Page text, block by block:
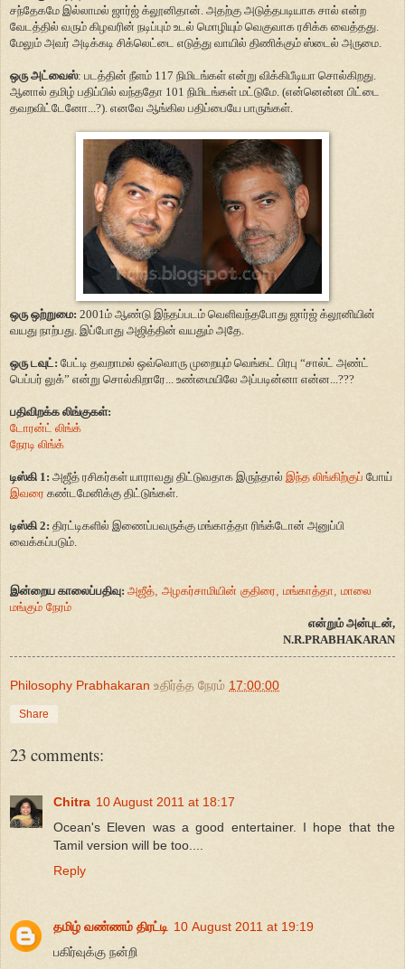
சந்தேகமே இல்லாமல் ஜார்ஜ் க்லூனிதான். அதற்கு அடுத்தபடியாக சால் என்ற
வேடத்தில் வரும் கிழவரின் நடிப்பும் உடல் மொழியும் வெகுவாக ரசிக்க வைத்தது.
மேலும் அவர் அடிக்கடி சிக்லெட்டை எடுத்து வாயில் திணிக்கும் ஸ்டைல் அருமை.
ஒரு அட்வைஸ்: படத்தின் நீளம் 117 நிமிடங்கள் என்று விக்கிபீடியா சொல்கிறது.
ஆனால் தமிழ் பதிப்பில் வந்ததோ 101 நிமிடங்கள் மட்டுமே. (என்னென்ன பிட்டை
தவறவிட்டேனோ...?). எனவே ஆங்கில பதிப்பையே பாருங்கள்.
ஒரு ஒற்றுமை: 2001ம் ஆண்டு இந்தப்படம் வெளிவந்தபோது ஜார்ஜ் க்லூனியின்
வயது நாற்பது. இப்போது அஜித்தின் வயதும் அதே.
ஒரு டவுட்: பேட்டி தவறாமல் ஒவ்வொரு முறையும் வெங்கட் பிரபு “சால்ட் அண்ட்
பெப்பர் லுக்” என்று சொல்கிறாரே... உண்மையிலே அப்படின்னா என்ன...???
பதிவிறக்க லிங்குகள்:
டோரன்ட் லிங்க்
நேரடி லிங்க்
டிஸ்கி 1: அஜீத் ரசிகர்கள் யாராவது திட்டுவதாக இருந்தால் இந்த லிங்கிற்குப் போய்
இவரை கண்டமேனிக்கு திட்டுங்கள்.
டிஸ்கி 2: திரட்டிகளில் இணைப்பவருக்கு மங்காத்தா ரிங்க்டோன் அனுப்பி
வைக்கப்படும்.
இன்றைய காலைப்பதிவு: அஜீத், அழகர்சாமியின் குதிரை, மங்காத்தா, மாலை
மங்கும் நேரம்
என்றும் அன்புடன்,
N.R.PRABHAKARAN
Philosophy Prabhakaran உதிர்த்த நேரம் 17:00:00
Share
23 comments:
Chitra 10 August 2011 at 18:17
Ocean's Eleven was a good entertainer. I hope that the
Tamil version will be too....
Reply
தமிழ் வண்ணம் திரட்டி 10 August 2011 at 19:19
பகிர்வுக்கு நன்றி